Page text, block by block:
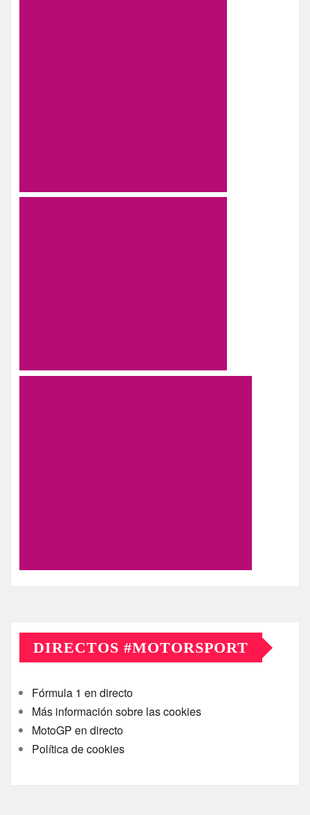
DIRECTOS #MOTORSPORT
Fórmula 1 en directo
Más información sobre las cookies
MotoGP en directo
Política de cookies